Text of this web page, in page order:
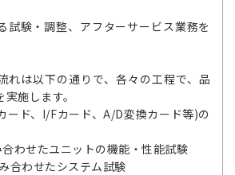
試験・調整、アフターサービス業務を
れは以下の通りで、各々の工程で、品
施します。
ード、I/Fカード、A/D変換カード等)の
わせたユニットの機能・性能試験
合わせたシステム試験